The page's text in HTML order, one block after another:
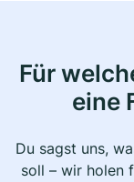
Für
eine
Du sagst uns,
soll – wir holen